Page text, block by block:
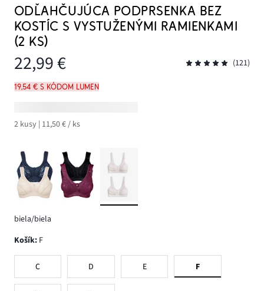
ODĽAHČUJÚCA PODPRSENKA BEZ
KOSTÍC S VYSTUŽENÝMI RAMIENKAMI
(2 KS)
22,99 € (121)
19,54 € s kódom LUMEN
2 kusy | 11,50 € / ks
biela/biela
Košík: F
C D E F